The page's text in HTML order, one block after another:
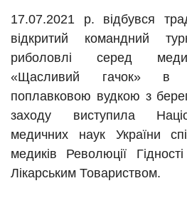
17.07.2021 р. відбувся
відкритий командний
риболовлі серед
«Щасливий гачок» в
поплавковою вудкою з
заходу виступила
медичних наук України
медиків Революції
Лікарським Товариством.